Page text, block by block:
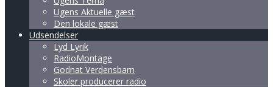
Ugens Aktuelle gæst
Den lokale gæst
Udsendelser
Lyd Lyrik
RadioMontage
Godnat Verdensbarn
Skoler producerer radio